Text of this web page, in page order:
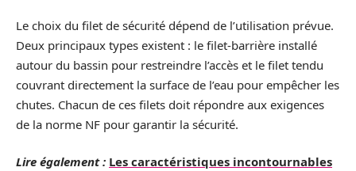
Le choix du filet de sécurité dépend de l’utilisation prévue.
Deux principaux types existent : le filet-barrière installé
autour du bassin pour restreindre l’accès et le filet tendu
couvrant directement la surface de l’eau pour empêcher les
chutes. Chacun de ces filets doit répondre aux exigences
de la norme NF pour garantir la sécurité.
Lire également : Les caractéristiques incontournables